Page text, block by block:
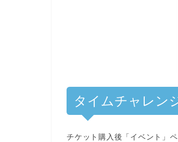
タイムチャレン
チケット購入後 「イベント」